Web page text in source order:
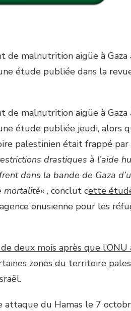
de malnutrition aigüe à Gaza
étude publiée dans la
de malnutrition aigüe à Gaza
étude publiée jeudi, alors
palestinien était frappé par
drastiques à l’aide
dans la bande de Gaza
mortalité« , conclut cette
onusienne pour les
deux mois après que
zones du territoire
attaque du Hamas le 7